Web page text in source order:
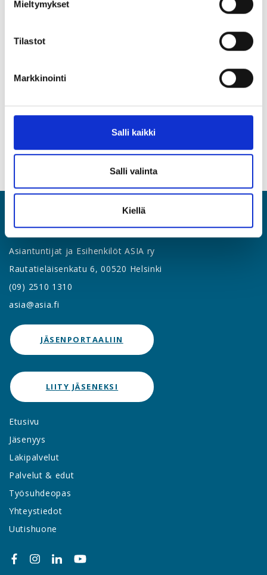
Mieltymykset
Tilastot
Markkinointi
Salli kaikki
Salli valinta
Kiellä
Lehtonen
Aamiaiselle on rajattu määrä paikkoja, jotka täytetään
Danske Bank, Akava ja AKY – Akavalaiset yrittäjät
ASIA
Asiantuntijat ja Esihenkilöt ASIA ry
Rautatieläisenkatu 6, 00520 Helsinki
(09) 2510 1310
asia@asia.fi
JÄSENPORTAALIIN
LIITY JÄSENEKSI
Etusivu
Jäsenyys
Lakipalvelut
Palvelut & edut
Työsuhdeopas
Yhteystiedot
Uutishuone